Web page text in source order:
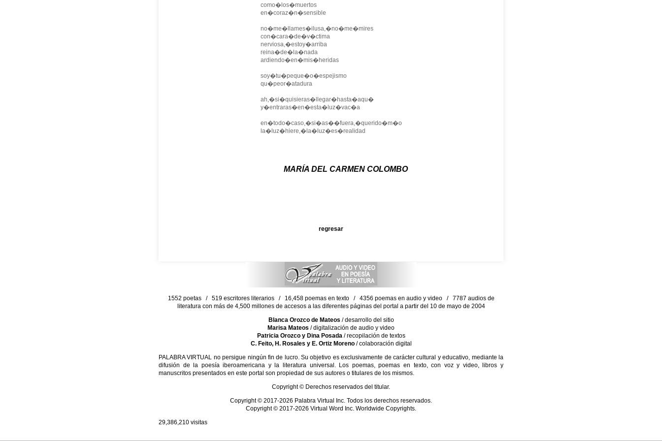
como�los�muertos
en�coraz�n�sensible
no�me�llames�ilusa,�no�me�mires
con�cara�de�v�ctima
nerviosa,�estoy�arriba
reina�de�la�nada
ardiendo�en�mis�heridas
soy�tu�peque�o�espejismo
qu�peor�atadura
ah,�si�quisieras�llegar�hasta�aqu�
y�entraras�en�esta�luz�vac�a
en�todo�caso,�si�as��fuera,�querido�m�o
la�luz�hiere,�la�luz�es�realidad
MARÍA DEL CARMEN COLOMBO
regresar
1552 poetas / 519 escritores literarios / 16,458 poemas en texto / 4356 poemas en audio y video / 7787 audios de
literatura con más de 4,500 millones de accesos a las diferentes páginas del portal a partir del 10 de mayo de 2004
Blanca Orozco de Mateos / desarrollo del sitio
Marisa Mateos / digitalización de audio y video
Patricia Orozco y Dina Posada/ recopilación de textos
C. Feito, H. Rosales y E. Ortiz Moreno/ colaboración digital
PALABRA VIRTUAL no persigue ningún fin de lucro. Su objetivo es exclusivamente de carácter cultural y educativo, mediante la
difusión de la poesía iberoamericana y la literatura universal. Los poemas, poemas en texto, con voz y video, libros y
manuscritos presentados en este portal son propiedad de sus autores o titulares de los mismos.
Copyright © Derechos reservados del titular.
Copyright © 2017-2026 Palabra Virtual Inc. Todos los derechos reservados.
Copyright © 2017-2026 Virtual Word Inc. Worldwide Copyrights.
29,386,210 visitas